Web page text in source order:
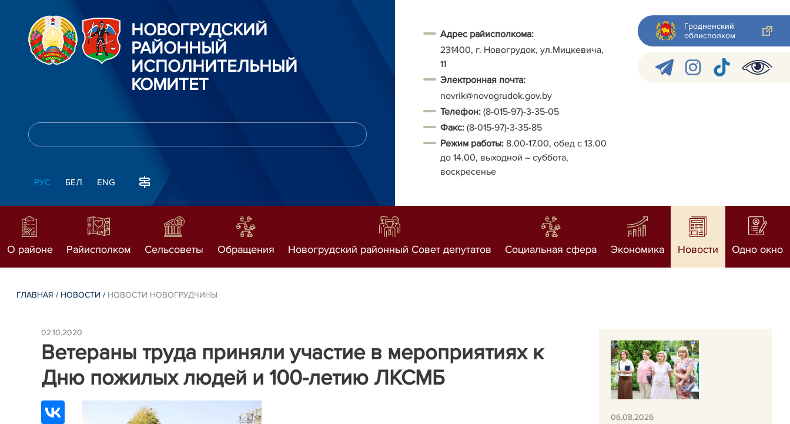
НОВОГРУДСКИЙ
РАЙОННЫЙ
ИСПОЛНИТЕЛЬНЫЙ
КОМИТЕТ
РУС БЕЛ ENG
Адрес райисполкома:
231400, г. Новогрудок, ул.Мицкевича,
11
Электронная почта:
novrik@novogrudok.gov.by
Телефон: (8-015-97)-3-35-05
Факс: (8-015-97)-3-35-85
Режим работы: 8.00-17.00, обед с 13.00
до 14.00, выходной – суббота,
воскресенье
Гродненский
облисполком
О районе Райисполком Сельсоветы Обращения Новогрудский районный Совет депутатов Социальная сфера Экономика Новости Одно окно
ГЛАВНАЯ / НОВОСТИ / НОВОСТИ НОВОГРУДЧИНЫ
02.10.2020
Ветераны труда приняли участие в мероприятиях к
Дню пожилых людей и 100-летию ЛКСМБ
06.08.2026